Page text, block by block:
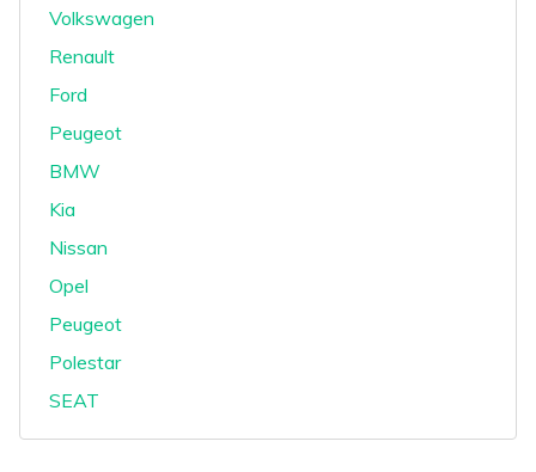
Volkswagen
Renault
Ford
Peugeot
BMW
Kia
Nissan
Opel
Peugeot
Polestar
SEAT